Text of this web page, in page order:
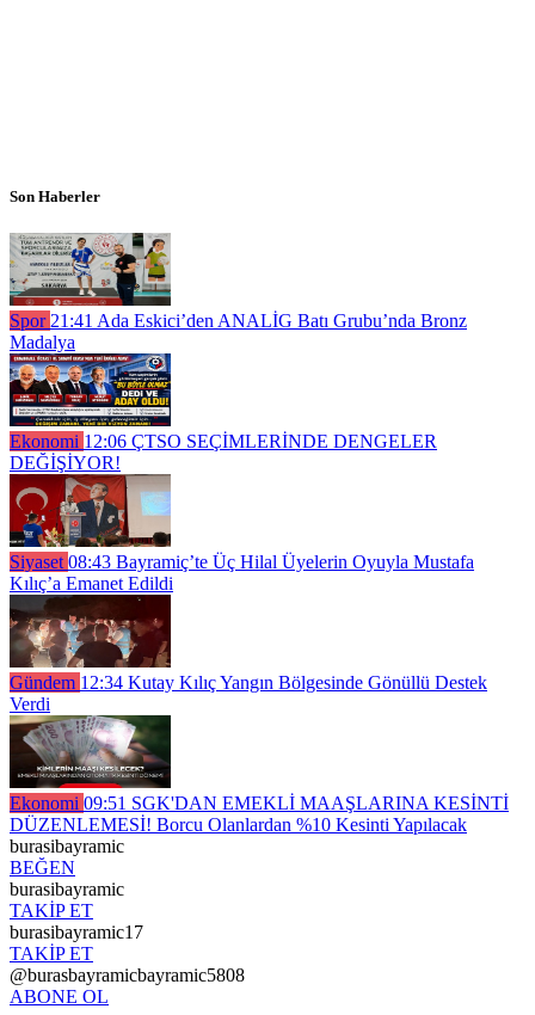
Son Haberler
Spor 21:41 Ada Eskici’den ANALİG Batı Grubu’nda Bronz
Madalya
Ekonomi 12:06 ÇTSO SEÇİMLERİNDE DENGELER
DEĞİŞİYOR!
Siyaset 08:43 Bayramiç’te Üç Hilal Üyelerin Oyuyla Mustafa
Kılıç’a Emanet Edildi
Gündem 12:34 Kutay Kılıç Yangın Bölgesinde Gönüllü Destek
Verdi
Ekonomi 09:51 SGK'DAN EMEKLİ MAAŞLARINA KESİNTİ
DÜZENLEMESİ! Borcu Olanlardan %10 Kesinti Yapılacak
burasibayramic
BEĞEN
burasibayramic
TAKİP ET
burasibayramic17
TAKİP ET
@burasbayramicbayramic5808
ABONE OL